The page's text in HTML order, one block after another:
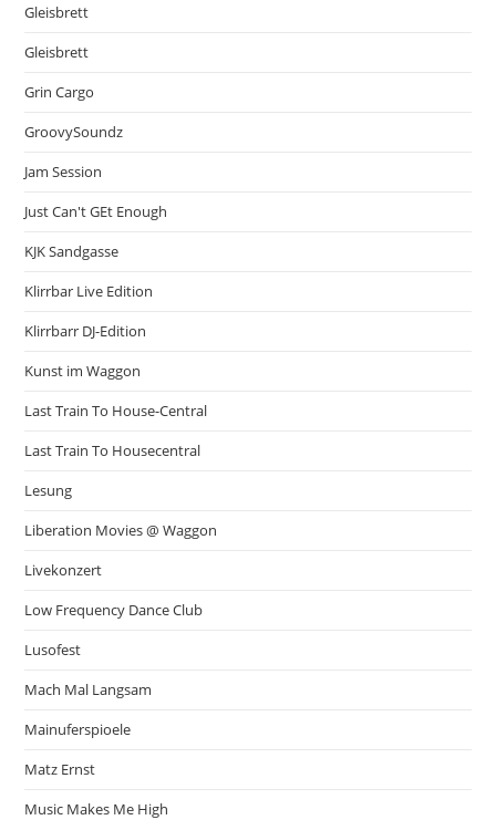
Gleisbrett
Gleisbrett
Grin Cargo
GroovySoundz
Jam Session
Just Can't GEt Enough
KJK Sandgasse
Klirrbar Live Edition
Klirrbarr DJ-Edition
Kunst im Waggon
Last Train To House-Central
Last Train To Housecentral
Lesung
Liberation Movies @ Waggon
Livekonzert
Low Frequency Dance Club
Lusofest
Mach Mal Langsam
Mainuferspioele
Matz Ernst
Music Makes Me High